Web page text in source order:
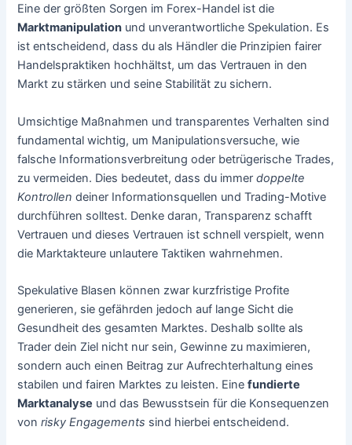
Eine der größten Sorgen im Forex-Handel ist die
Marktmanipulation und unverantwortliche Spekulation. Es
ist entscheidend, dass du als Händler die Prinzipien fairer
Handelspraktiken hochhältst, um das Vertrauen in den
Markt zu stärken und seine Stabilität zu sichern.
Umsichtige Maßnahmen und transparentes Verhalten sind
fundamental wichtig, um Manipulationsversuche, wie
falsche Informationsverbreitung oder betrügerische Trades,
zu vermeiden. Dies bedeutet, dass du immerdoppelte
Kontrollen deiner Informationsquellen und Trading-Motive
durchführen solltest. Denke daran, Transparenz schafft
Vertrauen und dieses Vertrauen ist schnell verspielt, wenn
die Marktakteure unlautere Taktiken wahrnehmen.
Spekulative Blasen können zwar kurzfristige Profite
generieren, sie gefährden jedoch auf lange Sicht die
Gesundheit des gesamten Marktes. Deshalb sollte als
Trader dein Ziel nicht nur sein, Gewinne zu maximieren,
sondern auch einen Beitrag zur Aufrechterhaltung eines
stabilen und fairen Marktes zu leisten. Einefundierte
Marktanalyse und das Bewusstsein für die Konsequenzen
vonrisky Engagements sind hierbei entscheidend.